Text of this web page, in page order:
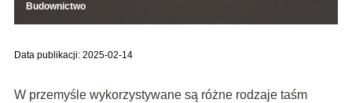
Budownictwo
Data publikacji: 2025-02-14
W przemyśle wykorzystywane są różne rodzaje taśm